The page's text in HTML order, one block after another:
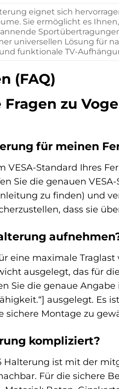
eignet sich
Sie ermöglicht es
universellen Lösung für
funktionale TV-
(FAQ)
zu
für meinen
Standard Ihres
Sie die genauen
zu finden) und
dass sie
eine maximale
ausgelegt, das für
Sie die genaue
ausgelegt. Es
Montage zu
kompliziert?
Halterung ist mit der
Für die sichere